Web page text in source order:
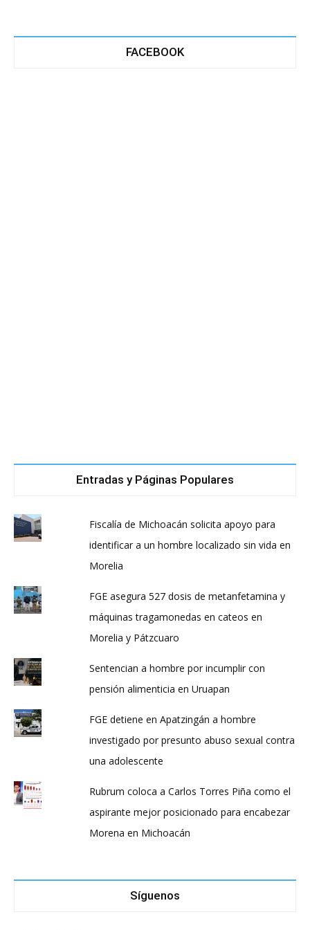
FACEBOOK
Entradas y Páginas Populares
Fiscalía de Michoacán solicita apoyo para
identificar a un hombre localizado sin vida en
Morelia
FGE asegura 527 dosis de metanfetamina y
máquinas tragamonedas en cateos en
Morelia y Pátzcuaro
Sentencian a hombre por incumplir con
pensión alimenticia en Uruapan
FGE detiene en Apatzingán a hombre
investigado por presunto abuso sexual contra
una adolescente
Rubrum coloca a Carlos Torres Piña como el
aspirante mejor posicionado para encabezar
Morena en Michoacán
Síguenos